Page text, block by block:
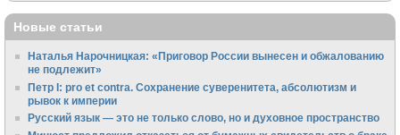
Новые статьи
Наталья Нарочницкая: «Приговор России вынесен и обжалованию
не подлежит»
Петр I: pro et contra. Сохранение суверенитета, абсолютизм и
рывок к империи
Русский язык — это не только слово, но и духовное пространство